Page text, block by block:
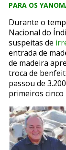
PARA OS
Durante o
Nacional do
suspeitas de
entrada de
de madeira
troca de
passou de
primeiros cinco